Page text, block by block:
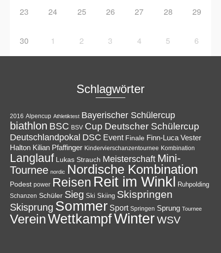
23 24 25 26 27 28 29
30 1 2 3 4 5 6
Schlagwörter
2016 Alpencup Athletiktest Bayerischer Schülercup
biathlon BSC BSV Cup Deutscher Schülercup
Deutschlandpokal DSC Event Finale Finn-Luca Vester
Halton Kilian Pfaffinger Kindervierschanzentournee Kombination
Langlauf Lukas Strauch Meisterschaft Mini-
Tournee nordic Nordische Kombination
Podest power Reisen Reit im Winkl Ruhpolding
Schanzen Schüler Sieg Ski Skiing Skispringen
Skisprung Sommer Sport Springen Sprung Tournee
VereinWettkampfWinterWSV